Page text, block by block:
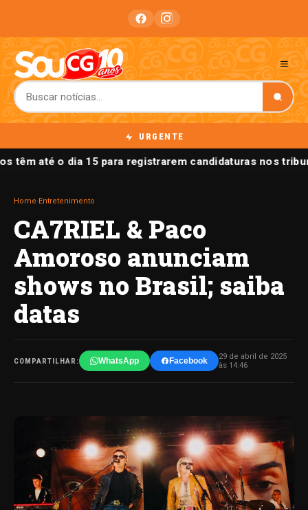
URGENTE
têm até o dia 15 para registrarem candidaturas nos
Home Entretenimento
CA7RIEL & Paco
Amoroso anunciam
shows no Brasil; saiba
datas
COMPARTILHAR: WhatsApp Facebook
29 de abril de 2025
às 14:46